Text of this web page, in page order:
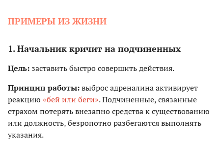
ПРИМЕРЫ ИЗ ЖИЗНИ
1. Начальник кричит на подчиненных
Цель:заставить быстро совершить действия.
Принцип работы:выброс адреналина активирует
реакцию «бей или беги». Подчиненные, связанные
страхом потерять внезапно средства к существованию
или должность, безропотно разбегаются выполнять
указания.